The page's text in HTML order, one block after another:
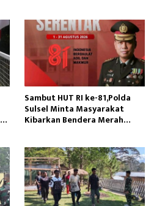
Sambut HUT RI ke-81,Polda
Sulsel Minta Masyarakat
Kibarkan Bendera Merah